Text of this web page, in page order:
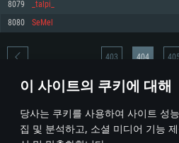
이 사이트의 쿠키에 대해
당사는 쿠키를 사용하여 사이트 성
집 및 분석하고, 소셜 미디어 기능
570 혹은 그 이상
여유 저장 공간: 62.2 GB (전체 클라이언트)
네트워크: 브로드밴드 인터넷
여유 저장 공간: 62.2 GB (전체 클라이언트)
메모리: 16 GB
그래픽 카드: Vulkan 을 지원하고, 최신 그
1060 (6개월 미만) 혹은 그와 동급의 성능
지원하는 AMD RX 570 (6개월 미만; 최소사
여유 저장 공간: 62.2 GB (전체 클라이언트)
8079 _talpi_
8080 SeMel
* 순위표는 매일 1회 갱신됩니다
403 404